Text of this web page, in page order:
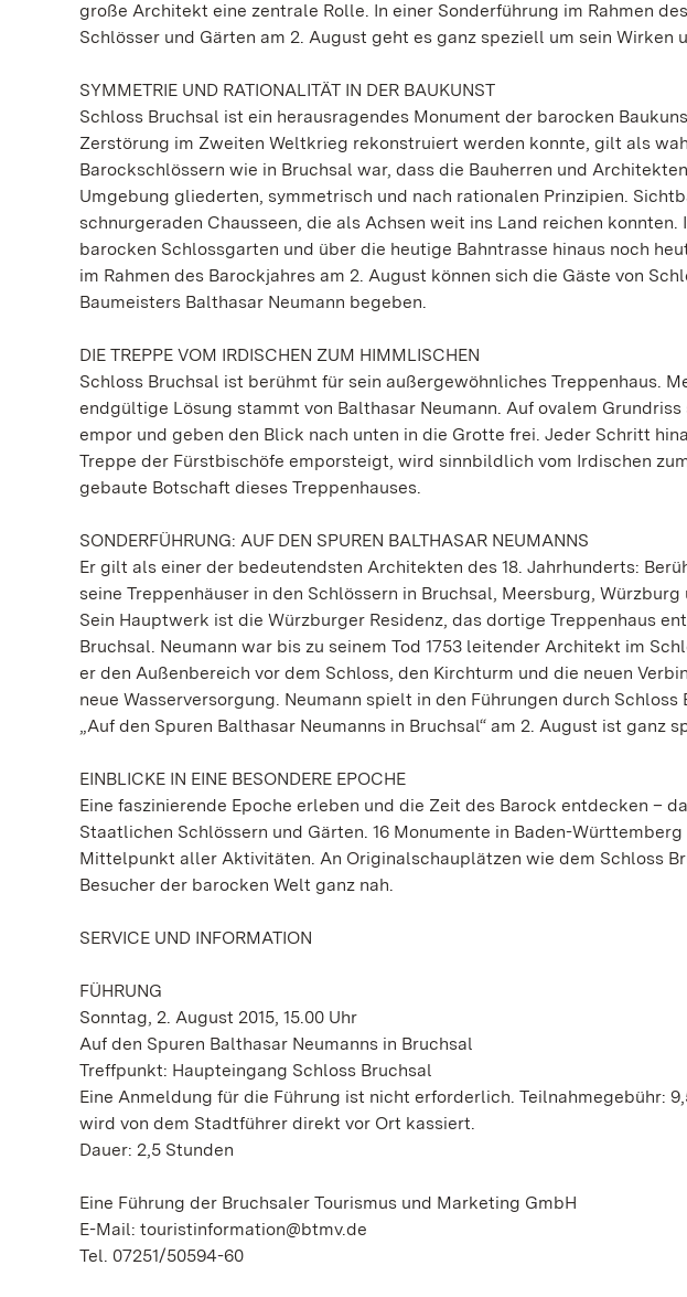
große Architekt eine zentrale Rolle. In einer Sonderführung im Rahmen
Schlösser und Gärten am 2. August geht es ganz speziell um sein Wirken
SYMMETRIE UND RATIONALITÄT IN DER BAUKUNST
Schloss Bruchsal ist ein herausragendes Monument der barocken
Zerstörung im Zweiten Weltkrieg rekonstruiert werden konnte, gilt als
Barockschlössern wie in Bruchsal war, dass die Bauherren und
Umgebung gliederten, symmetrisch und nach rationalen Prinzipien.
schnurgeraden Chausseen, die als Achsen weit ins Land reichen
barocken Schlossgarten und über die heutige Bahntrasse hinaus noch
im Rahmen des Barockjahres am 2. August können sich die Gäste von
Baumeisters Balthasar Neumann begeben.
DIE TREPPE VOM IRDISCHEN ZUM HIMMLISCHEN
Schloss Bruchsal ist berühmt für sein außergewöhnliches Treppenhaus.
endgültige Lösung stammt von Balthasar Neumann. Auf ovalem
empor und geben den Blick nach unten in die Grotte frei. Jeder Schritt
Treppe der Fürstbischöfe emporsteigt, wird sinnbildlich vom Irdischen
gebaute Botschaft dieses Treppenhauses.
SONDERFÜHRUNG: AUF DEN SPUREN BALTHASAR NEUMANNS
Er gilt als einer der bedeutendsten Architekten des 18. Jahrhunderts:
seine Treppenhäuser in den Schlössern in Bruchsal, Meersburg,
Sein Hauptwerk ist die Würzburger Residenz, das dortige Treppenhaus
Bruchsal. Neumann war bis zu seinem Tod 1753 leitender Architekt im
er den Außenbereich vor dem Schloss, den Kirchturm und die neuen
neue Wasserversorgung. Neumann spielt in den Führungen durch
„Auf den Spuren Balthasar Neumanns in Bruchsal“ am 2. August ist ganz
EINBLICKE IN EINE BESONDERE EPOCHE
Eine faszinierende Epoche erleben und die Zeit des Barock entdecken –
Staatlichen Schlössern und Gärten. 16 Monumente in Baden-
Mittelpunkt aller Aktivitäten. An Originalschauplätzen wie dem Schloss
Besucher der barocken Welt ganz nah.
SERVICE UND INFORMATION
FÜHRUNG
Sonntag, 2. August 2015, 15.00 Uhr
Auf den Spuren Balthasar Neumanns in Bruchsal
Treffpunkt: Haupteingang Schloss Bruchsal
Eine Anmeldung für die Führung ist nicht erforderlich. Teilnahmegebühr:
wird von dem Stadtführer direkt vor Ort kassiert.
Dauer: 2,5 Stunden
Eine Führung der Bruchsaler Tourismus und Marketing GmbH
E-Mail: touristinformation@btmv.de
Tel. 07251/50594-60